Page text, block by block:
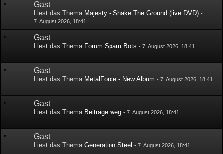
Gast
Liest das Thema Majesty - Shake The Ground (live DVD) -
7. August 2026, 18:41
Gast
Liest das Thema Forum Spam Bots -7. August 2026, 18:41
Gast
Liest das Thema MetalForce - New Album -7. August 2026, 18:41
Gast
Liest das Thema Beiträge weg -7. August 2026, 18:41
Gast
Liest das ThemaGeneration Steel -7. August 2026, 18:41